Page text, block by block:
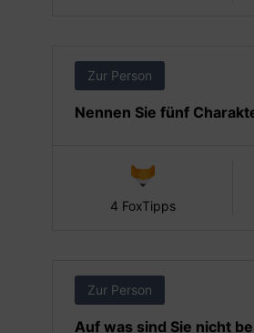
Zur Person
Nennen Sie fünf
4 FoxTipps
Zur Person
Auf was sind Sie nicht